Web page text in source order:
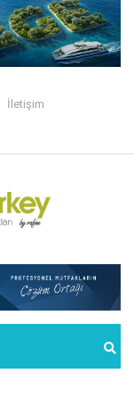
İletişim